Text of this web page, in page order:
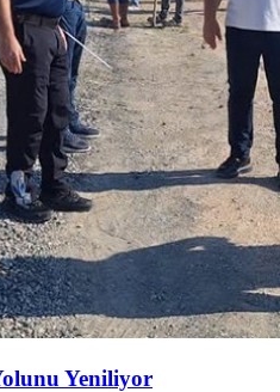
Yeniliyor